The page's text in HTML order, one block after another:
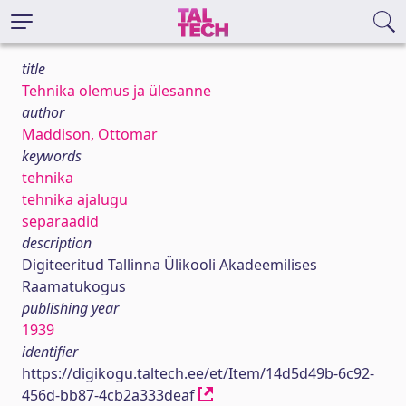
title
Tehnika olemus ja ülesanne
author
Maddison, Ottomar
keywords
tehnika
tehnika ajalugu
separaadid
description
Digiteeritud Tallinna Ülikooli Akadeemilises
Raamatukogus
publishing year
1939
identifier
https://digikogu.taltech.ee/et/Item/14d5d49b-6c92-
456d-bb87-4cb2a333deaf